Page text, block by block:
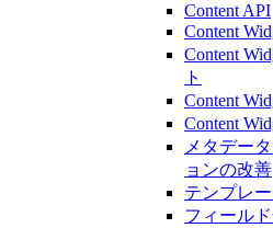
Content API
Content
Content
ト
Content
Content
メタデー
ョンの改善
テンプレ
フィール